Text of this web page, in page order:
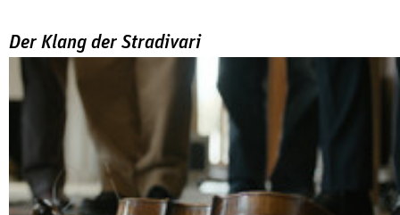
Der Klang der Stradivari